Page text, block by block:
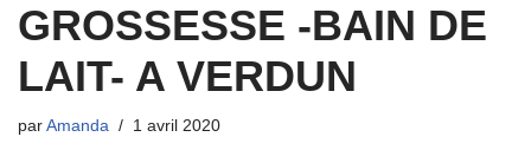
GROSSESSE -BAIN DE
LAIT- A VERDUN
par Amanda 1 avril 2020